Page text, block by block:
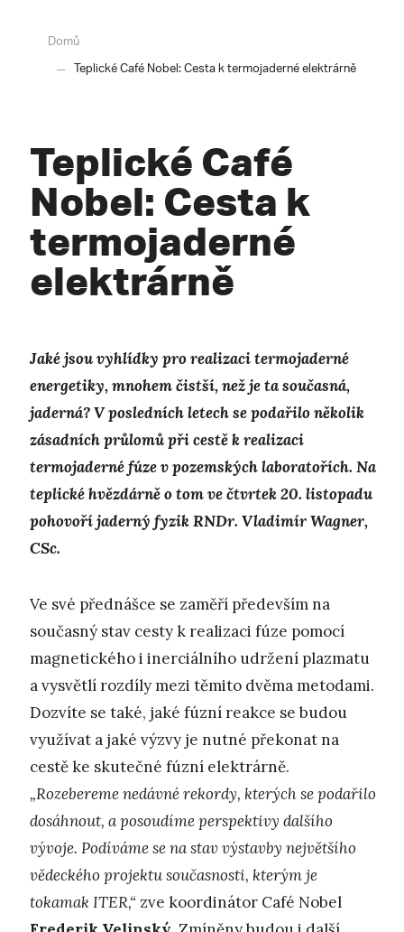
Domů
Teplické Café Nobel: Cesta k termojaderné elektrárně
Teplické Café
Nobel: Cesta k
termojaderné
elektrárně
Jaké jsou vyhlídky pro realizaci termojaderné
energetiky, mnohem čistší, než je ta současná,
jaderná? V posledních letech se podařilo několik
zásadních průlomů při cestě k realizaci
termojaderné fúze v pozemských laboratořích. Na
teplické hvězdárně o tom ve čtvrtek 20. listopadu
pohovoří jaderný fyzik RNDr. Vladimír Wagner,
CSc.
Ve své přednášce se zaměří především na
současný stav cesty k realizaci fúze pomocí
magnetického i inerciálního udržení plazmatu
a vysvětlí rozdíly mezi těmito dvěma metodami.
Dozvíte se také, jaké fúzní reakce se budou
využívat a jaké výzvy je nutné překonat na
cestě ke skutečné fúzní elektrárně.
„Rozebereme nedávné rekordy, kterých se podařilo
dosáhnout, a posoudíme perspektivy dalšího
vývoje. Podíváme se na stav výstavby největšího
vědeckého projektu současnosti, kterým je
tokamak ITER,“ zve koordinátor Café Nobel